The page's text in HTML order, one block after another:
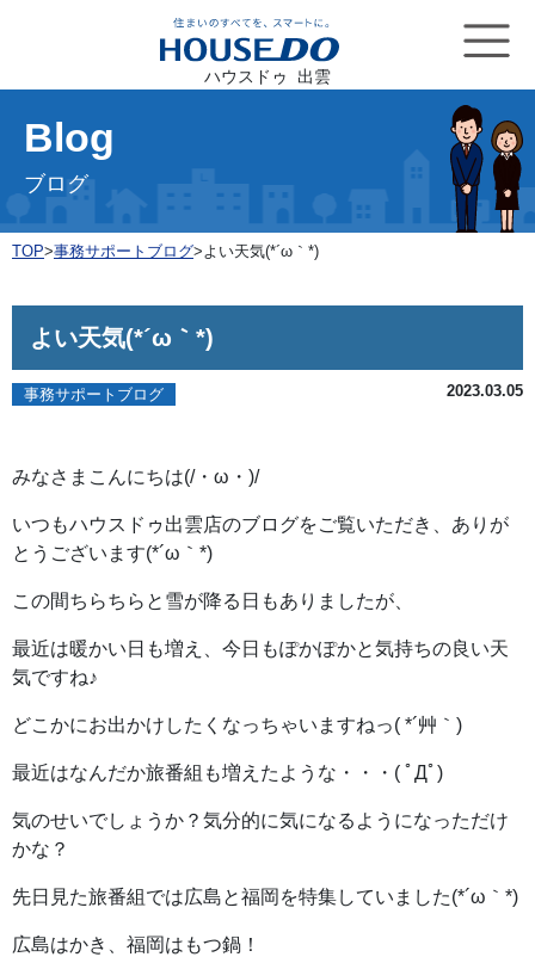
ハウスドゥ 出雲
Blog
ブログ
TOP>事務サポートブログ>よい天気(*´ω｀*)
よい天気(*´ω｀*)
事務サポートブログ 2023.03.05
みなさまこんにちは(/・ω・)/
いつもハウスドゥ出雲店のブログをご覧いただき、ありが
とうございます(*´ω｀*)
この間ちらちらと雪が降る日もありましたが、
最近は暖かい日も増え、今日もぽかぽかと気持ちの良い天
気ですね♪
どこかにお出かけしたくなっちゃいますねっ( *´艸｀)
最近はなんだか旅番組も増えたような・・・( ﾟДﾟ)
気のせいでしょうか？気分的に気になるようになっただけ
かな？
先日見た旅番組では広島と福岡を特集していました(*´ω｀*)
広島はかき、福岡はもつ鍋！